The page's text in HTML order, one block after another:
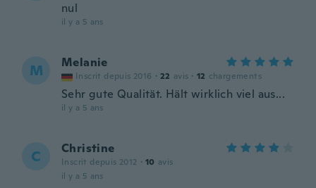
nul
il y a 5 ans
M Melanie
Inscrit depuis 2016 · 22 avis · 12 chargements
Sehr gute Qualität. Hält wirklich viel aus...
il y a 5 ans
C Christine
Inscrit depuis 2012 · 10 avis
il y a 5 ans